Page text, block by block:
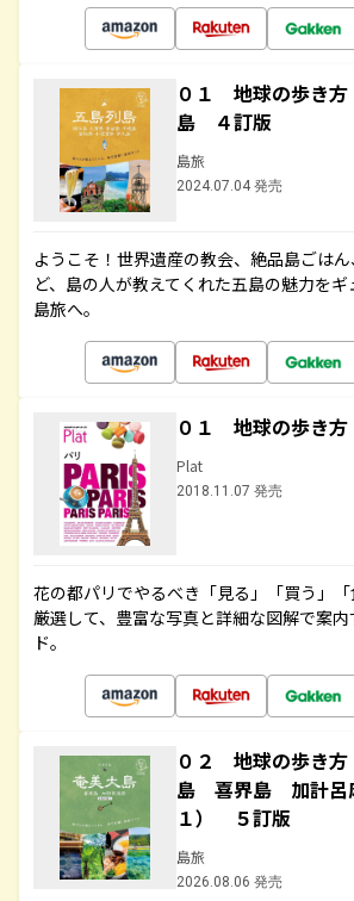
０１ 地球の歩き
島 ４訂版
島旅
2024.07.04 発売
ようこそ！世界遺産の教会、絶品島ごは
ど、島の人が教えてくれた五島の魅力をギ
島旅へ。
０１ 地球の歩き
Plat
2018.11.07 発売
花の都パリでやるべき「見る」「買う」
厳選して、豊富な写真と詳細な図解で案
ド。
０２ 地球の歩き
島 喜界島 加計呂
１） ５訂版
島旅
2026.08.06 発売